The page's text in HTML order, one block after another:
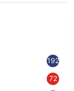
192
72